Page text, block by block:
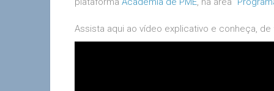
Assista aqui ao vídeo explicativo e conheça,